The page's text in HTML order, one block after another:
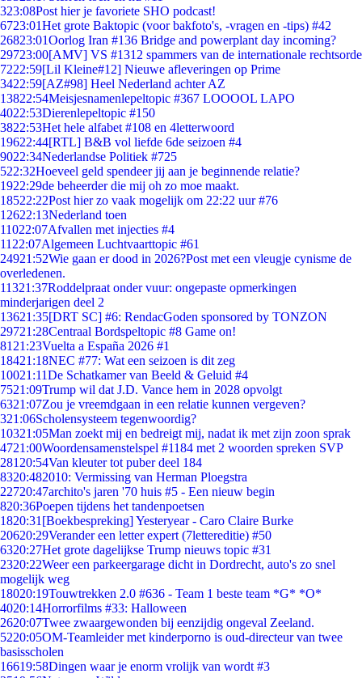
323:08Post hier je favoriete SHO podcast!
6723:01Het grote Baktopic (voor bakfoto's, -vragen en -tips) #42
26823:01Oorlog Iran #136 Bridge and powerplant day incoming?
29723:00[AMV] VS #1312 spammers van de internationale rechtsorde
7222:59[Lil Kleine#12] Nieuwe afleveringen op Prime
3422:59[AZ#98] Heel Nederland achter AZ
13822:54Meisjesnamenlepeltopic #367 LOOOOL LAPO
4022:53Dierenlepeltopic #150
3822:53Het hele alfabet #108 en 4letterwoord
19622:44[RTL] B&B vol liefde 6de seizoen #4
9022:34Nederlandse Politiek #725
522:32Hoeveel geld spendeer jij aan je beginnende relatie?
1922:29de beheerder die mij oh zo moe maakt.
18522:22Post hier zo vaak mogelijk om 22:22 uur #76
12622:13Nederland toen
11022:07Afvallen met injecties #4
11 22:07Algemeen Luchtvaarttopic #61
24921:52Wie gaan er dood in 2026?Post met een vleugje cynisme de
overledenen.
11321:37Roddelpraat onder vuur: ongepaste opmerkingen
minderjarigen deel 2
13621:35[DRT SC] #6: RendacGoden sponsored by TONZON
29721:28Centraal Bordspeltopic #8 Game on!
81 21:23Vuelta a España 2026 #1
18421:18NEC #77: Wat een seizoen is dit zeg
10021:11De Schatkamer van Beeld & Geluid #4
7521:09Trump wil dat J.D. Vance hem in 2028 opvolgt
6321:07Zou je vreemdgaan in een relatie kunnen vergeven?
321:06Scholensysteem tegenwoordig?
10321:05Man zoekt mij en bedreigt mij, nadat ik met zijn zoon sprak
4721:00Woordensamenstelspel #1184 met 2 woorden spreken SVP
281 20:54Van kleuter tot puber deel 184
8320:482010: Vermissing van Herman Ploegstra
22720:47archito's jaren '70 huis #5 - Een nieuw begin
820:36Poepen tijdens het tandenpoetsen
1820:31 [Boekbespreking] Yesteryear - Caro Claire Burke
20620:29Verander een letter expert (7lettereditie) #50
6320:27Het grote dagelijkse Trump nieuws topic #31
2320:22Weer een parkeergarage dicht in Dordrecht, auto's zo snel
mogelijk weg
18020:19Touwtrekken 2.0 #636 - Team 1 beste team *G* *O*
4020:14Horrorfilms #33: Halloween
2620:07Twee zwaargewonden bij eenzijdig ongeval Zeeland.
5220:05OM-Teamleider met kinderporno is oud-directeur van twee
basisscholen
16619:58Dingen waar je enorm vrolijk van wordt #3